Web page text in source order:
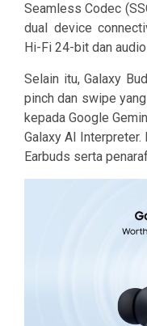
Seamless Codec
dual device
Hi-Fi 24-bit dan
Selain itu, Galaxy
pinch dan swipe
kepada Google
Galaxy AI Interpreter.
Earbuds serta